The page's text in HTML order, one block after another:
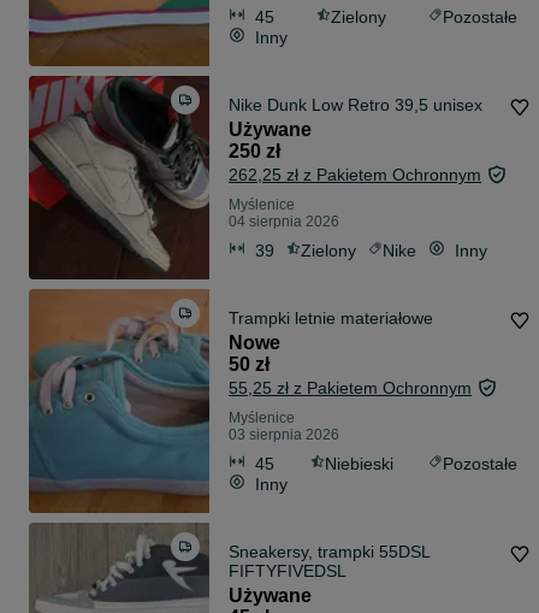
45 Zielony
Pozostałe
Inny
Nike Dunk Low Retro 39,5 unisex
Używane
250 zł
262,25 zł z Pakietem Ochronnym
Myślenice
04 sierpnia 2026
39 Zielony Nike Inny
Trampki letnie materiałowe
Nowe
50 zł
55,25 zł z Pakietem Ochronnym
Myślenice
03 sierpnia 2026
45 Niebieski
Pozostałe
Inny
Sneakersy, trampki 55DSL
FIFTYFIVEDSL
Używane